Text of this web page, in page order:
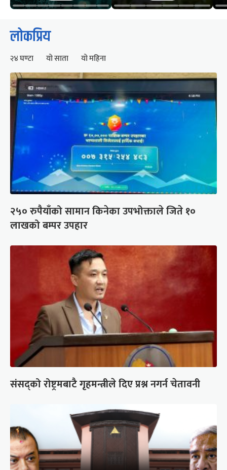
लोकप्रिय
२४ घण्टा यो साता यो महिना
२५० रुपैयाँको सामान किनेका उपभोक्ताले जिते १०
लाखको बम्पर उपहार
संसद्को रोष्ट्रमबाटै गृहमन्त्रीले दिए प्रश्न नगर्न चेतावनी